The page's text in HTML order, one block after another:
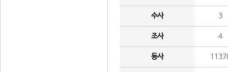
수사 3
조사 4
동사